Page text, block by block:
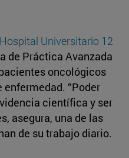
Hospital Universitario 12
de Práctica Avanzada
oncológicos
enfermedad. “Poder
científica y ser
asegura, una de las
de su trabajo diario.